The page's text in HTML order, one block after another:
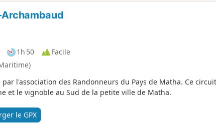
1h 50
Facile
l'association des Randonneurs du Pays de Matha. Ce
et le vignoble au Sud de la petite ville de Matha.
le GPX